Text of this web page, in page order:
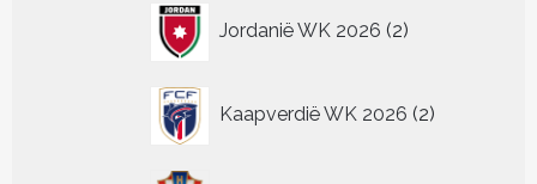
Jordanië WK 2026 2
producten
Kaapverdië WK 2026 2
producten